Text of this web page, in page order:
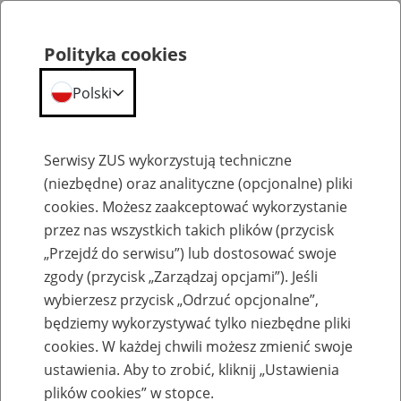
Emerytury
Baza zlikwidowanych lub
przekształconych zakładów pracy
Polityka cookies
Polski
Serwisy ZUS wykorzystują techniczne
(niezbędne) oraz analityczne (opcjonalne) pliki
cookies. Możesz zaakceptować wykorzystanie
przez nas wszystkich takich plików (przycisk
„Przejdź do serwisu”) lub dostosować swoje
zgody (przycisk „Zarządzaj opcjami”). Jeśli
wybierzesz przycisk „Odrzuć opcjonalne”,
będziemy wykorzystywać tylko niezbędne pliki
cookies. W każdej chwili możesz zmienić swoje
ustawienia. Aby to zrobić, kliknij „Ustawienia
plików cookies” w stopce.